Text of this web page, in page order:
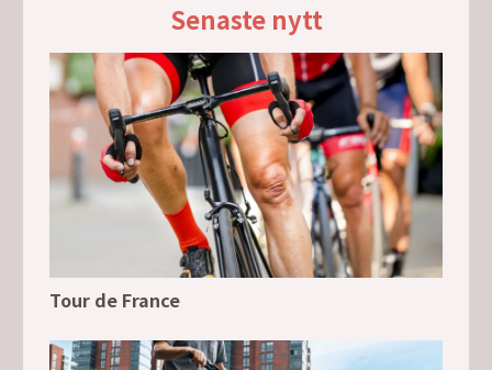
Senaste nytt
Tour de France